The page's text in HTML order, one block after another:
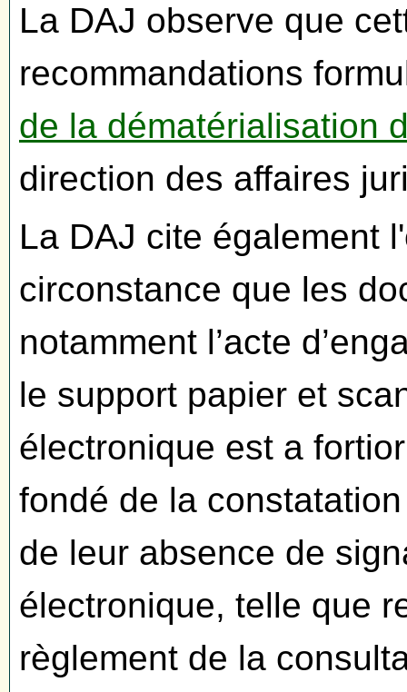
La DAJ observe que
recommandations
de la dématérialisation
direction des affaires
La DAJ cite également
circonstance que les
notamment l’acte
le support papier et
électronique est a
fondé de la
de leur absence de
électronique, telle que
règlement de la